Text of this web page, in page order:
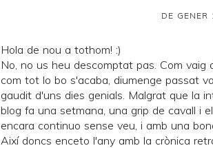
DE
Hola de nou a tothom! :)
No, no us heu descomptat pas. Com
com tot lo bo s'acaba, diumenge passat
gaudit d'uns dies genials. Malgrat que la
blog fa una setmana, una grip de cavall i
encara continuo sense veu, i amb una
Així doncs enceto l'any amb la crònica